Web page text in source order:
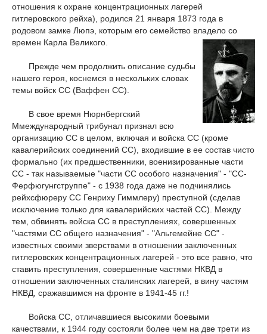
отношения к охране концентрационных лагерей
гитлеровского рейха), родился 21 января 1873 года в
родовом замке Люпэ, которым его семейство владело со
времен Карла Великого.
Прежде чем продолжить описание судьбы
нашего героя, коснемся в нескольких словах
темы войск СС (Ваффен СС).
В свое время Нюрнбергский
Ммеждународный трибунал признал всю
организацию СС в целом, включая и войска СС (кроме
кавалерийских соединений СС), входившие в ее состав чисто
формально (их предшественники, военизированные части
СС - так называемые "части СС особого назначения" - "СС-
Ферфюгунгструппе" - с 1938 года даже не подчинялись
рейхсфюреру СС Генриху Гиммлеру) преступной (сделав
исключение только для кавалерийских частей СС). Между
тем, обвинять войска СС в преступлениях, совершенных
"частями СС общего назначения" - "Альгемейне СС" -
известных своими зверствами в отношении заключенных
гитлеровских концентрационных лагерей - это все равно, что
ставить преступления, совершенные частями НКВД в
отношении заключенных сталинских лагерей, в вину частям
НКВД, сражавшимся на фронте в 1941-45 гг.!
Войска СС, отличавшиеся высокими боевыми
качествами, к 1944 году состояли более чем на две трети из